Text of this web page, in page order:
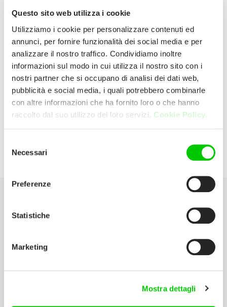
Questo sito web utilizza i cookie
Utilizziamo i cookie per personalizzare contenuti ed
annunci, per fornire funzionalità dei social media e per
analizzare il nostro traffico. Condividiamo inoltre
informazioni sul modo in cui utilizza il nostro sito con i
nostri partner che si occupano di analisi dei dati web,
pubblicità e social media, i quali potrebbero combinarle
con altre informazioni che ha fornito loro o che hanno
raccolto dal suo utilizzo dei loro servizi. Cookie Policy.
delNecessari
Preferenze
Statistiche
Marketing
Mostra dettagli
Co-Re – Nembrini Srl
Via Portici Manarini, 42/50 24060
Chiuduno (Bergamo) Italia